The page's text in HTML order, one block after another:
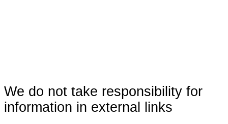
We do not take responsibility for
information in external links